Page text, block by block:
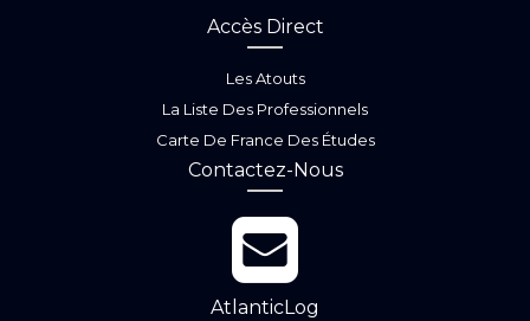
Accès Direct
Les Atouts
La Liste Des Professionnels
Carte De France Des Études
Contactez-Nous
AtlanticLog